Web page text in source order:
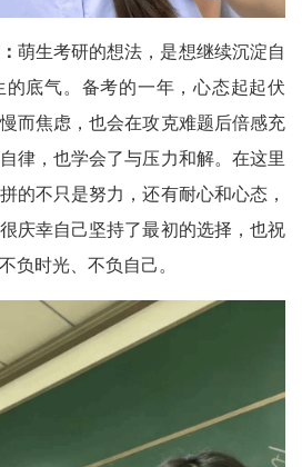
： 萌生考研的想法，是想继续沉淀自
底气。备考的一年，心态起起伏
而焦虑，也会在攻克难题后倍感充
律，也学会了与压力和解。在这里
的不只是努力，还有耐心和心态，
庆幸自己坚持了最初的选择，也祝
负时光、不负自己。